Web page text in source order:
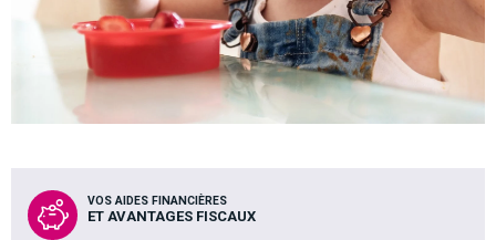
VOS AIDES FINANCIÈRES
ET AVANTAGES FISCAUX